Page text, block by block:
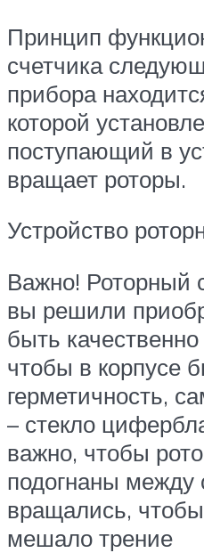
Принцип
счетчика
прибора
которой
поступающий в
вращает роторы.
Устройство
Важно! Роторный
вы решили
быть
чтобы в корпусе
герметичность,
– стекло
важно, чтобы
подогнаны между
вращались,
мешало трение